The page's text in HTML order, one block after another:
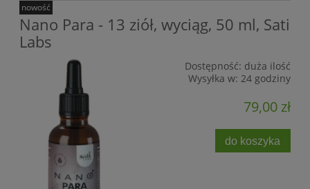
Nano Para - 13 ziół, wyciąg, 50 ml, Sati
Labs
Dostępność: duża ilość
Wysyłka w: 24 godziny
79,00 zł
do koszyka
nowość